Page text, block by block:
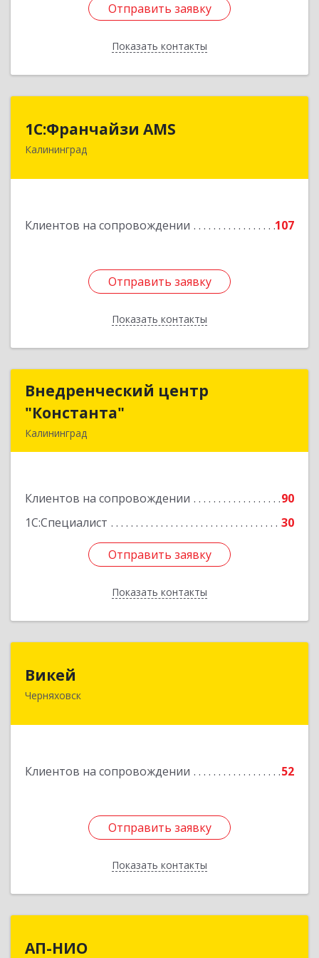
Отправить заявку
Показать контакты
Отправить заявку
Назад
1С:Франчайзи AMS
Калининград
Клиентов на сопровождении 107
Отправить заявку
Показать контакты
238325, Калининградская обл, Гурьевский р-н,
Отправить заявку
Назад
Внедренческий центр
"Константа"
Калининград
Клиентов на сопровождении
90
1С:Специалист
30
Отправить заявку
Показать контакты
Внедренческий центр
Подробнее
Отправить заявку
Назад
Викей
Черняховск
Клиентов на сопровождении 52
Отправить заявку
Показать контакты
238150, Калининградская обл, Черняховский р-
Отправить заявку
Назад
АП-НИО